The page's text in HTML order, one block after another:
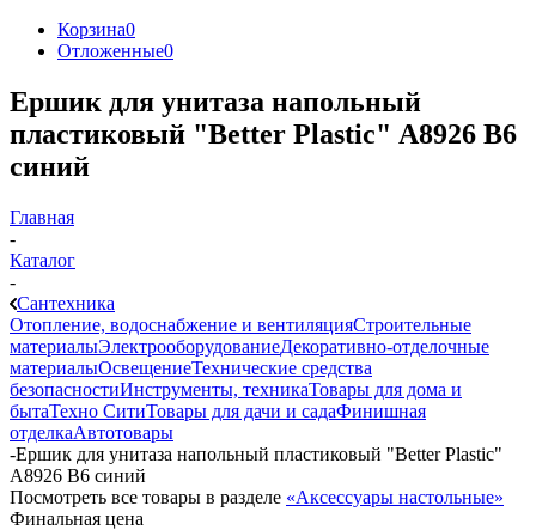
Корзина0
Отложенные0
Ершик для унитаза напольный
пластиковый "Better Plastic" А8926 B6
синий
Главная
-
Каталог
-
Сантехника
Отопление, водоснабжение и вентиляцияСтроительные
материалыЭлектрооборудованиеДекоративно-отделочные
материалыОсвещениеТехнические средства
безопасностиИнструменты, техникаТовары для дома и
бытаТехно СитиТовары для дачи и садаФинишная
отделкаАвтотовары
-Ершик для унитаза напольный пластиковый "Better Plastic"
А8926 B6 синий
Посмотреть все товары в разделе «Аксессуары настольные»
Финальная цена